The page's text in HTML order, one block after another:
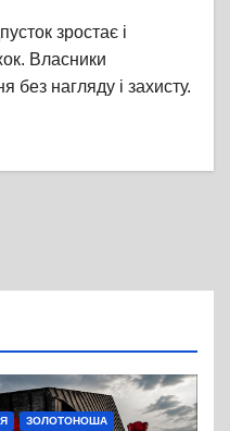
зростає і
Власники
нагляду і захисту.
ЗОЛОТОНОША